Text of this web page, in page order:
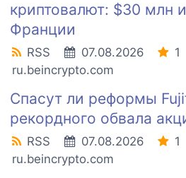
криптовалют: $30 млн
Франции
RSS 07.08.2026 1
ru.beincrypto.com
Спасут ли реформы
рекордного обвала
RSS 07.08.2026 1
ru.beincrypto.com